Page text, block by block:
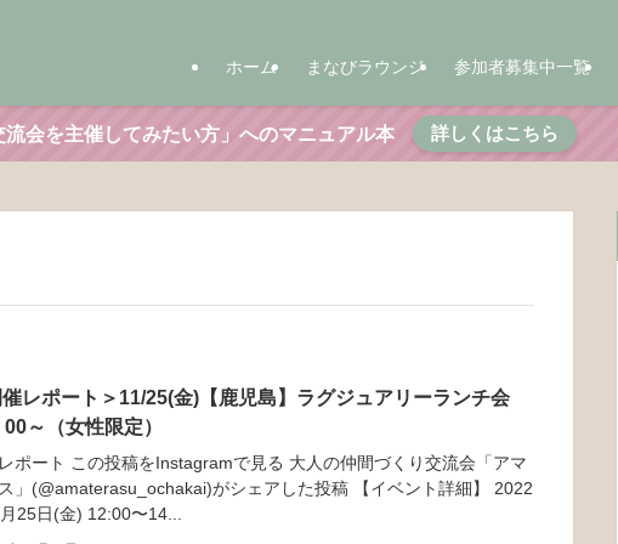
ホーム まなびラウンジ 参加者募集中一覧
流会を主催してみたい方」へのマニュアル本 詳しくはこちら
レポート＞11/25(金)【鹿児島】ラグジュアリーランチ会
～（女性限定）
ポート この投稿をInstagramで見る 大人の仲間づくり交流会「アマ
」(@amaterasu_ochakai)がシェアした投稿 【イベント詳細】 2022
25日(金) 12:00〜14...